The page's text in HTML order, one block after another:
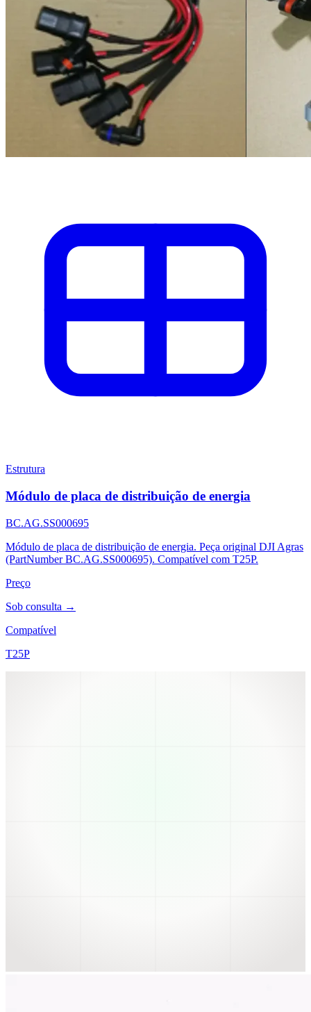
Estrutura
Módulo de placa de distribuição de energia
BC.AG.SS000695
Módulo de placa de distribuição de energia. Peça original DJI Agras
(PartNumber BC.AG.SS000695). Compatível com T25P.
Preço
Sob consulta →
Compatível
T25P